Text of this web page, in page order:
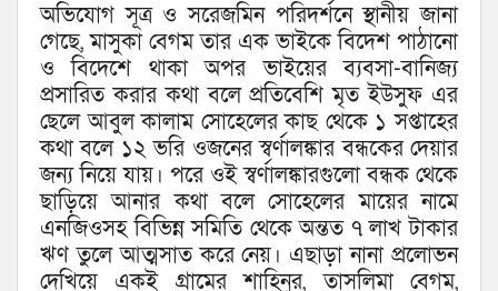
অভিযোগ সূত্র ও সরেজমিন পরিদর্শনে স্থানীয় জানা
গেছে, মাসুকা বেগম তার এক ভাইকে বিদেশ পাঠানো
ও বিদেশে থাকা অপর ভাইয়ের ব্যবসা-বানিজ্য
প্রসারিত করার কথা বলে প্রতিবেশি মৃত ইউসুফ এর
ছেলে আবুল কালাম সোহেলের কাছ থেকে ১ সপ্তাহের
কথা বলে ১২ ভরি ওজনের স্বর্ণালঙ্কার বন্ধকের দেয়ার
জন্য নিয়ে যায়। পরে ওই স্বর্ণালঙ্কারগুলো বন্ধক থেকে
ছাড়িয়ে আনার কথা বলে সোহেলের মায়ের নামে
এনজিওসহ বিভিন্ন সমিতি থেকে অন্তত ৭ লাখ টাকার
ঋণ তুলে আত্মসাত করে নেয়। এছাড়া নানা প্রলোভন
দেখিয়ে একই গ্রামের শাহিনুর, তাসলিমা বেগম,